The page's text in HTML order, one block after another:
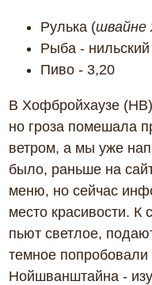
Рулька (швайне
Рыба -
Пиво - 3,20
В Хофбройхаузе
но гроза помешала
ветром, а мы уже
было, раньше на
меню, но сейчас
место красивости.
пьют светлое,
темное
Нойшванштайна -